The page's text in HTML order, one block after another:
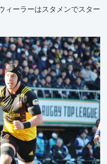
ィーラーはスタメンでスター